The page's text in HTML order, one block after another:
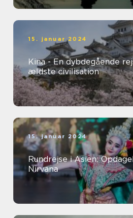
15. januar 2024
Kina - En dybdegående
ældste civilisation
15. januar 2024
Rundrejse i Asien:
Nirvana